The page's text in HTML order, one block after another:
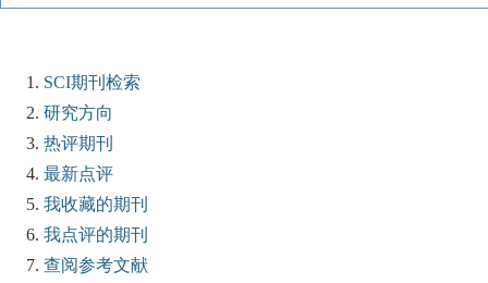
SCI期刊检索
研究方向
热评期刊
最新点评
我收藏的期刊
我点评的期刊
查阅参考文献